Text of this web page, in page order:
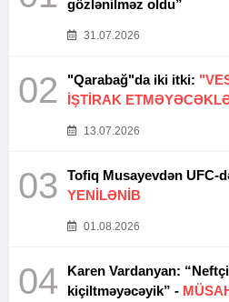
gözlənilməz oldu”
31.07.2026
02 "Qarabağ"da iki itki:
İŞTİRAK
13.07.2026
03
YENİLƏNİB
01.08.2026
04
Karen Vardanyan:
kiçiltməyəcəyik” -